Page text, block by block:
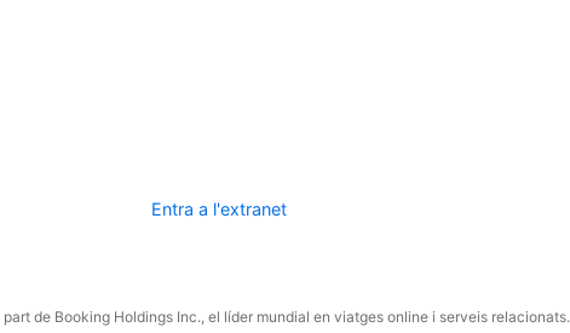
Entra a l'extranet
de Booking Holdings Inc., el líder mundial en viatges online i serveis relacionats.